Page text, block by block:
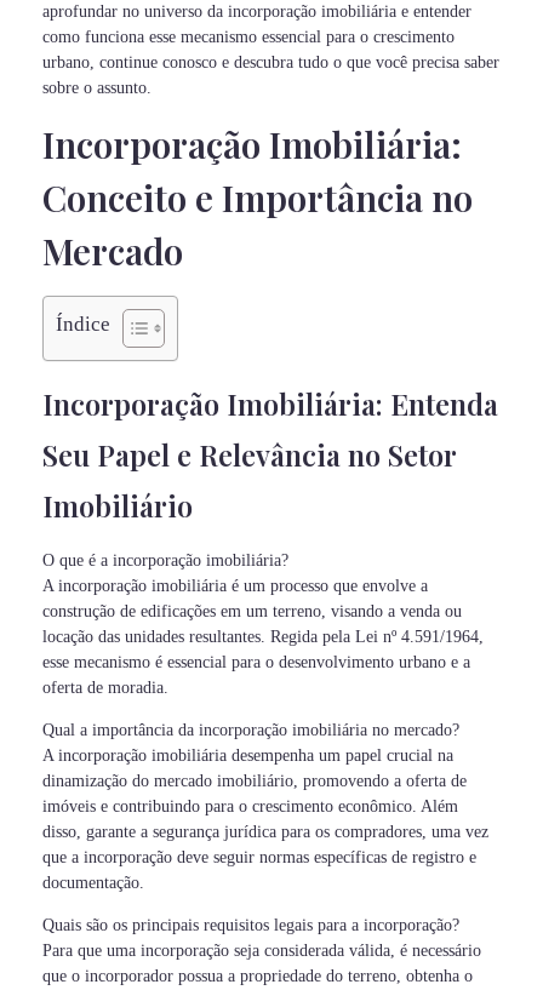
aprofundar no universo da incorporação imobiliária e entender
como funciona esse mecanismo essencial para o crescimento
urbano, continue conosco e descubra tudo o que você precisa saber
sobre o assunto.
Incorporação Imobiliária:
Conceito e Importância no
Mercado
Índice
Incorporação Imobiliária: Entenda
Seu Papel e Relevância no Setor
Imobiliário
O que é a incorporação imobiliária?
A incorporação imobiliária é um processo que envolve a
construção de edificações em um terreno, visando a venda ou
locação das unidades resultantes. Regida pela Lei nº 4.591/1964,
esse mecanismo é essencial para o desenvolvimento urbano e a
oferta de moradia.
Qual a importância da incorporação imobiliária no mercado?
A incorporação imobiliária desempenha um papel crucial na
dinamização do mercado imobiliário, promovendo a oferta de
imóveis e contribuindo para o crescimento econômico. Além
disso, garante a segurança jurídica para os compradores, uma vez
que a incorporação deve seguir normas específicas de registro e
documentação.
Quais são os principais requisitos legais para a incorporação?
Para que uma incorporação seja considerada válida, é necessário
que o incorporador possua a propriedade do terreno, obtenha o